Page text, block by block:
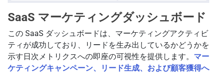
SaaS マーケティングダッシュボード
この SaaS ダッシュボードは、マーケティングアクティビ
ティが成功しており、リードを生み出しているかどうかを
示す日次メトリクスへの即座の可視性を提供します。 マー
ケティングキャンペーン、リード生成、および顧客獲得へ